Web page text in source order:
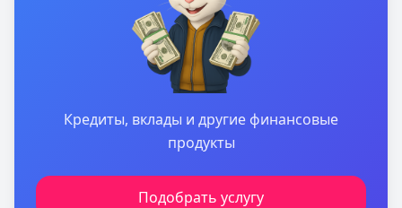
Кредиты, вклады и другие финансовые
продукты
Подобрать услугу